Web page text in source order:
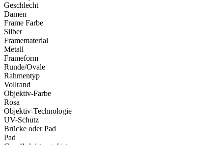
Geschlecht
Damen
Frame Farbe
Silber
Framematerial
Metall
Frameform
Runde/Ovale
Rahmentyp
Vollrand
Objektiv-Farbe
Rosa
Objektiv-Technologie
UV-Schutz
Brücke oder Pad
Pad